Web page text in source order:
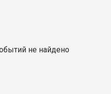
не найдено